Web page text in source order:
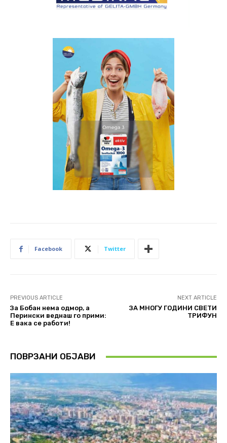
Facebook Twitter
PREVIOUS ARTICLE
За Бобан нема одмор, а
Перински веднаш го прими:
Е вака се работи!
NEXT ARTICLE
ЗА МНОГУ ГОДИНИ СВЕТИ
ТРИФУН
ПОВРЗАНИ ОБЈАВИ